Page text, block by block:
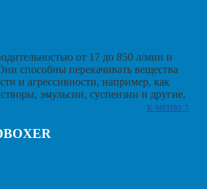
от 17 до 850 л/мин и
способны перекачивать вещества
и агрессивности, например, как
эмульсии, суспензии и другие.
к меню ↑